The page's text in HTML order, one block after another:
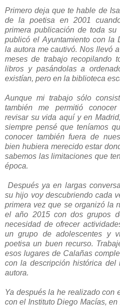
Primero deja que te hable de
de la poetisa en 2001
primera publicación de toda
publicó el Ayuntamiento con la
la autora me cautivó. Nos llevó
meses de trabajo recopilando
libros y pasándolas a
existían, pero en la biblioteca
Aunque mi trabajo sólo
también me permitió conocer
revisar su vida aquí y en
siempre pensé que teníamos
conocer también fuera de
bien hubiera merecido estar
sabemos las limitaciones que
época.
Después ya en largas
su hijo voy descubriendo cada
primera vez que se organizó la
el año 2015 con dos grupos
necesidad de ofrecer
un grupo de adolescentes y
poetisa un buen recurso.
esos lugares de Calañas
con la descripción histórica
autora.
Ya después la he realizado con
con el Instituto Diego Macías,